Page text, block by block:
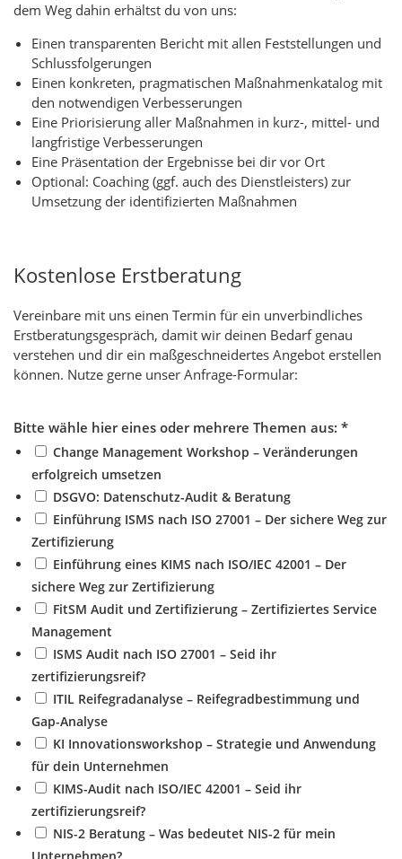
dem Weg dahin erhältst du von uns:
Einen transparenten Bericht mit allen Feststellungen und
Schlussfolgerungen
Einen konkreten, pragmatischen Maßnahmenkatalog mit
den notwendigen Verbesserungen
Eine Priorisierung aller Maßnahmen in kurz-, mittel- und
langfristige Verbesserungen
Eine Präsentation der Ergebnisse bei dir vor Ort
Optional: Coaching (ggf. auch des Dienstleisters) zur
Umsetzung der identifizierten Maßnahmen
Kostenlose Erstberatung
Vereinbare mit uns einen Termin für ein unverbindliches
Erstberatungsgespräch, damit wir deinen Bedarf genau
verstehen und dir ein maßgeschneidertes Angebot erstellen
können. Nutze gerne unser Anfrage-Formular:
Bitte wähle hier eines oder mehrere Themen aus: *
Change Management Workshop – Veränderungen
erfolgreich umsetzen
DSGVO: Datenschutz-Audit & Beratung
Einführung ISMS nach ISO 27001 – Der sichere Weg zur
Zertifizierung
Einführung eines KIMS nach ISO/IEC 42001 – Der
sichere Weg zur Zertifizierung
FitSM Audit und Zertifizierung – Zertifiziertes Service
Management
ISMS Audit nach ISO 27001 – Seid ihr
zertifizierungsreif?
ITIL Reifegradanalyse – Reifegradbestimmung und
Gap-Analyse
KI Innovationsworkshop – Strategie und Anwendung
für dein Unternehmen
KIMS-Audit nach ISO/IEC 42001 – Seid ihr
zertifizierungsreif?
NIS-2 Beratung – Was bedeutet NIS-2 für mein